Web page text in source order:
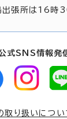
出張所は16時
式SNS情報発
取り扱いについ